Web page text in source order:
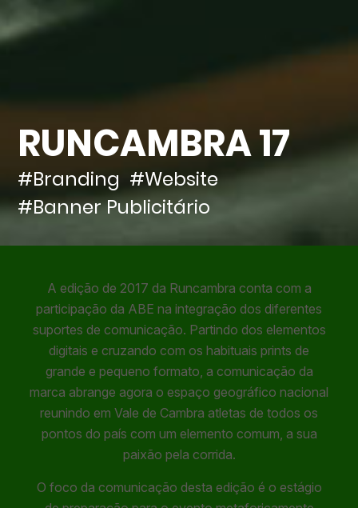
RUNCAMBRA 17
#Branding #Website
#Banner Publicitário
A edição de 2017 da Runcambra conta com a
participação da ABE na integração dos diferentes
suportes de comunicação. Partindo dos elementos
digitais e cruzando com os habituais prints de
grande e pequeno formato, a comunicação da
marca abrange agora o espaço geográfico nacional
reunindo em Vale de Cambra atletas de todos os
pontos do país com um elemento comum, a sua
paixão pela corrida.
O foco da comunicação desta edição é o estágio